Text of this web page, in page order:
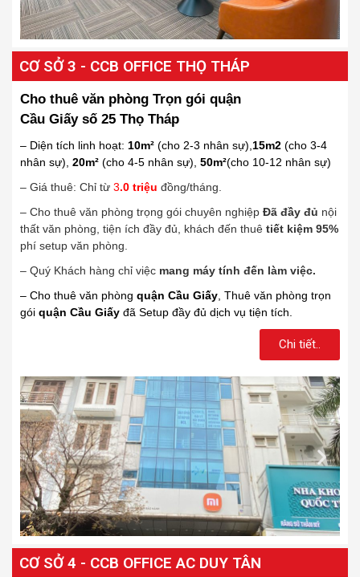
CƠ SỞ 3 - CCB OFFICE THỌ THÁP
Cho thuê văn phòng Trọn gói quận
Cầu Giấy số 25 Thọ Tháp
– Diện tích linh hoạt: 10m² (cho 2-3 nhân sự), 15m2 (cho 3-4
nhân sự), 20m² (cho 4-5 nhân sự), 50m²(cho 10-12 nhân sự)
– Giá thuê: Chỉ từ 3​.0 triệu đồng/tháng.
– Cho thuê văn phòng trọng gói chuyên nghiệp Đã đầy đủ nội
thất văn phòng, tiện ích đầy đủ, khách đến thuê tiết kiệm 95%
phí setup văn phòng.
– Quý Khách hàng chỉ việc mang máy tính đến làm việc.
– Cho thuê văn phòng quận Cầu Giấy , Thuê văn phòng trọn
gói quận Cầu Giấy đã Setup đầy đủ dịch vụ tiện tích.
Chi tiết..
CƠ SỞ 4 - CCB OFFICE AC DUY TÂN